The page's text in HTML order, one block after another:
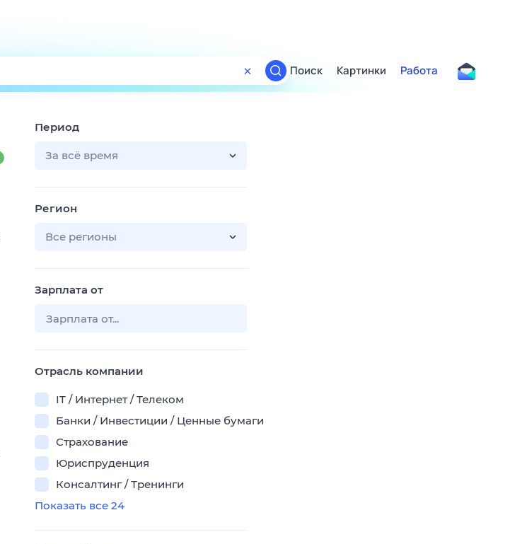
Поиск
ТВ-программа
Поиск Картинки Работа
Период
За всё время
Регион
Все регионы
Зарплата от
Отрасль компании
IT / Интернет / Телеком
Банки / Инвестиции / Ценные бумаги
Страхование
Юриспруденция
Консалтинг / Тренинги
Показать все 24